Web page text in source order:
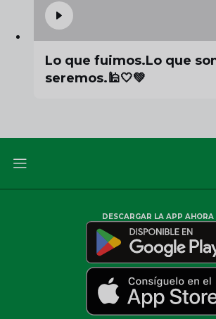
Lo que fuimos.Lo que
seremos.🕌🤍💚
DESCARGAR LA APP AHORA